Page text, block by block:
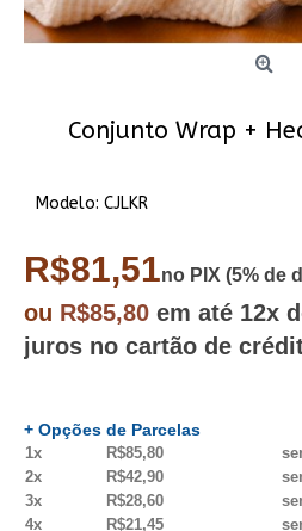
Conjunto Wrap +
Modelo: CJLKR
R$81,51no PIX (5% de
ou R$85,80 em até 12x
juros no cartão de
+ Opções de Parcelas
1x R$85,80
2x
R$42,90
3x
R$28,60
4x
R$21,45